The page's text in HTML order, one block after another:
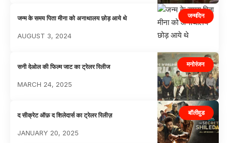
जन्मदिन
जन्म के समय पिता मीना को अनाथालय छोड़ आये थे
AUGUST 3, 2024
मनोरंजन
सनी देओल की फिल्म जाट का ट्रेलर रिलीज
MARCH 24, 2025
बॉलीवुड
द सीक्रेट ऑफ़ द शिलेदार्स का ट्रेलर रिलीज़
JANUARY 20, 2025